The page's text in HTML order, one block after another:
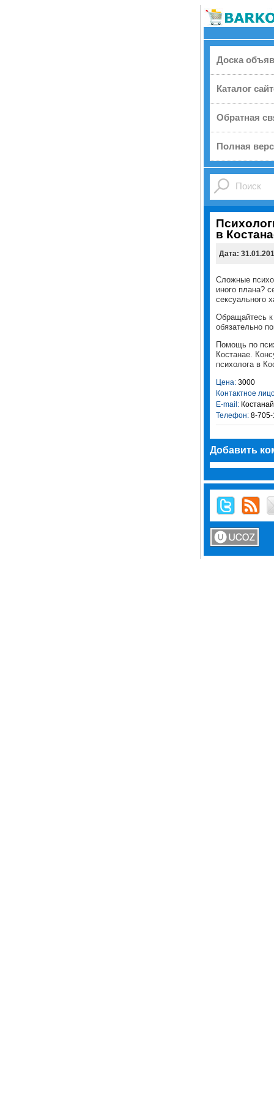
Доска
Каталог
Обратная
Полная
в
Дата:
Сложные
иного плана?
сексуального
Обращайтесь к
обязательно
Помощь по
Костанае.
психолога в
Цена:3000
Контактное
E-mail:Костанай
Телефон:8-705-
Добавить